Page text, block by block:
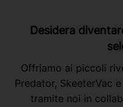
Desidera
Offriamo ai piccoli
Predator, SkeeterVac
tramite noi in